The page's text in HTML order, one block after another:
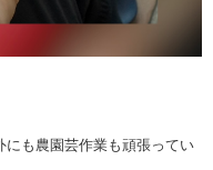
も農園芸作業も頑張ってい